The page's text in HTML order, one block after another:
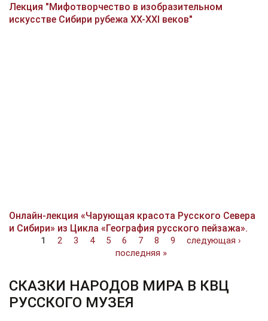
Лекция "Мифотворчество в изобразительном
искусстве Сибири рубежа XX-XXI веков"
Онлайн-лекция «Чарующая красота Русского Севера
и Сибири» из Цикла «География русского пейзажа».
Страницы
1 2 3 4 5 6 7 8 9
следующая ›
последняя »
СКАЗКИ НАРОДОВ МИРА В КВЦ
РУССКОГО МУЗЕЯ